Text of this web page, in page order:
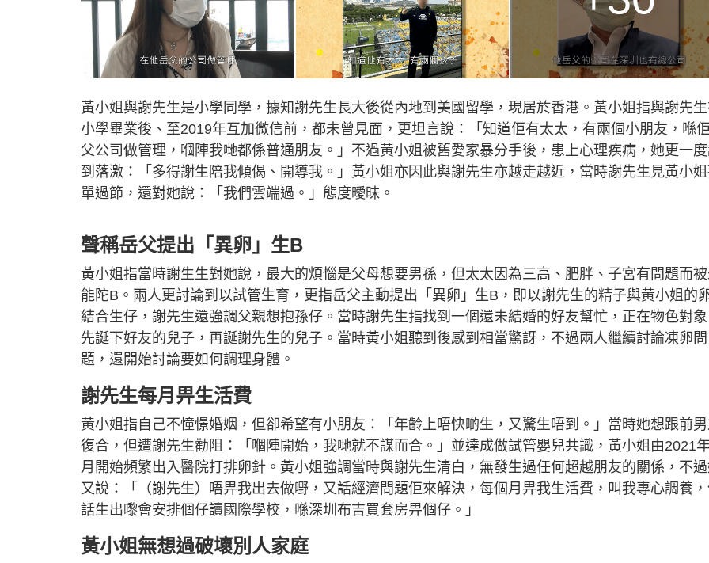
黃小姐與謝先生是小學同學，據知謝先生長大後從內地到美國留學，現居於香港。黃小姐指與謝先
小學畢業後、至2019年互加微信前，都未曾見面，更坦言說：「知道佢有太太，有兩個小朋友，喺
父公司做管理，嗰陣我哋都係普通朋友。」不過黃小姐被舊愛家暴分手後，患上心理疾病，她更一
到落激：「多得謝生陪我傾偈、開導我。」黃小姐亦因此與謝先生亦越走越近，當時謝先生見黃小
單過節，還對她說：「我們雲端過。」態度曖昩。
聲稱岳父提出「異卵」生B
黃小姐指當時謝生生對她說，最大的煩惱是父母想要男孫，但太太因為三高、肥胖、子宮有問題而
能陀B。兩人更討論到以試管生育，更指岳父主動提出「異卵」生B，即以謝先生的精子與黃小姐的
結合生仔，謝先生還強調父親想抱孫仔。當時謝先生指找到一個還未結婚的好友幫忙，正在物色對象
先誕下好友的兒子，再誕謝先生的兒子。當時黃小姐聽到後感到相當驚訝，不過兩人繼續討論凍卵問
題，還開始討論要如何調理身體。
謝先生每月畀生活費
黃小姐指自己不憧憬婚姻，但卻希望有小朋友：「年齡上唔快啲生，又驚生唔到。」當時她想跟前
復合，但遭謝先生勸阻：「嗰陣開始，我哋就不謀而合。」並達成做試管嬰兒共識，黃小姐由2021
月開始頻繁出入醫院打排卵針。黃小姐強調當時與謝先生清白，無發生過任何超越朋友的關係，不
又說：「（謝先生）唔畀我出去做嘢，又話經濟問題佢來解決，每個月畀我生活費，叫我專心調養
話生出嚟會安排個仔讀國際學校，喺深圳布吉買套房畀個仔。」
黃小姐無想過破壞別人家庭